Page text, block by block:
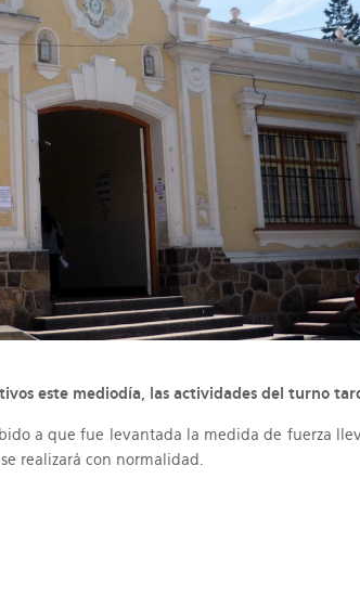
este mediodía, las actividades del turno
a que fue levantada la medida de fuerza
realizará con normalidad.